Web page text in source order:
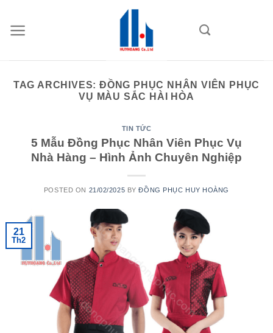
content
TAG ARCHIVES: ĐỒNG PHỤC NHÂN VIÊN PHỤC
VỤ MÀU SẮC HÀI HÒA
TIN TỨC
5 Mẫu Đồng Phục Nhân Viên Phục Vụ
Nhà Hàng – Hình Ảnh Chuyên Nghiệp
POSTED ON 21/02/2025 BYĐỒNG PHỤC HUY HOÀNG
21
Th2